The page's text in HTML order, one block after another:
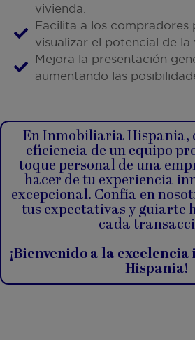
vivienda.
Facilita a los compradores
visualizar el potencial de la
Mejora la presentación
aumentando las
En Inmobiliaria Hispania,
eficiencia de un equipo
toque personal de una
hacer de tu experiencia
excepcional. Confía en
tus expectativas y guiarte
cada
¡Bienvenido a la
Hispania!